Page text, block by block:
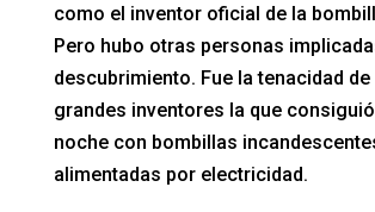
como el inventor oficial de la
Pero hubo otras personas
descubrimiento. Fue la tenacidad
grandes inventores la que
noche con bombillas
alimentadas por electricidad.